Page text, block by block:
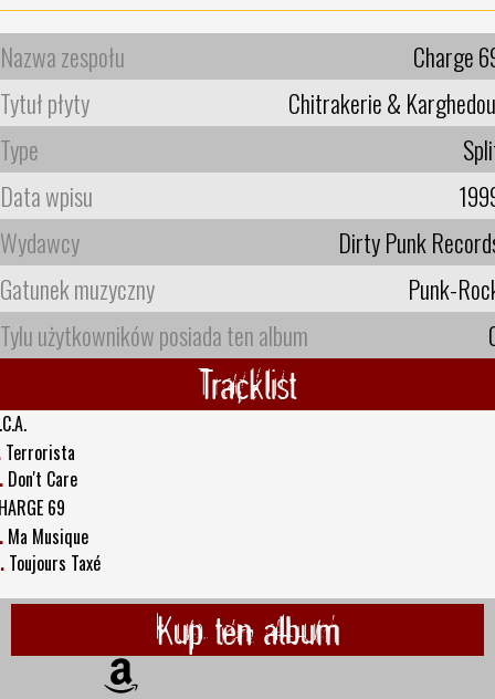
Nazwa zespołu
Charge
Tytuł płyty
Chitrakerie &
Type
Data wpisu
Wydawcy
Dirty Punk
Gatunek muzyczny
Punk-
Tylu użytkowników posiada ten album
Tracklist
Terrorista
Don't Care
69
Ma Musique
Toujours Taxé
Kup ten album